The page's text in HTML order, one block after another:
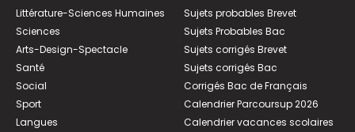
Littérature-Sciences Humaines
Sciences
Arts-Design-Spectacle
Santé
Social
Sport
Langues
Sujets probables Brevet
Sujets Probables Bac
Sujets corrigés Brevet
Sujets corrigés Bac
Corrigés Bac de Français
Calendrier Parcoursup 2026
Calendrier vacances scolaires